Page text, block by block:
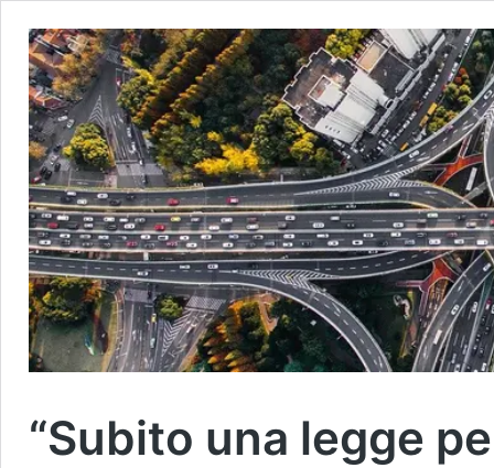
“Subito una legge